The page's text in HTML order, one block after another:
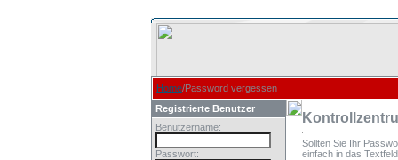
Home/Password vergessen
Registrierte Benutzer
Benutzername:
Passwort:
Sollten Sie Ihr
einfach in das